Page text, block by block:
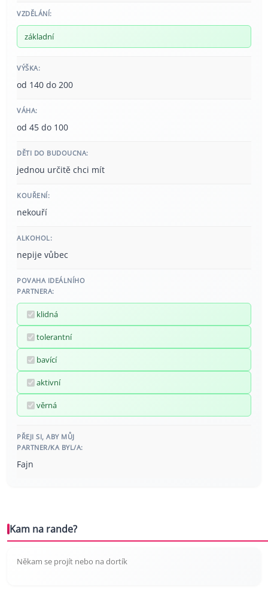
VZDĚLÁNÍ:
základní
VÝŠKA:
od 140 do 200
VÁHA:
od 45 do 100
DĚTI DO BUDOUCNA:
jednou určitě chci mít
KOUŘENÍ:
nekouří
ALKOHOL:
nepije vůbec
POVAHA IDEÁLNÍHO
PARTNERA:
klidná
tolerantní
bavící
aktivní
věrná
PŘEJI SI, ABY MŮJ
PARTNER/KA BYL/A:
Fajn
Kam na rande?
Někam se projít nebo na dortík